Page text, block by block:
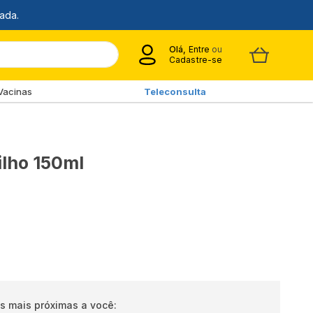
Olá, Entre ou
Cadastre-se
Teleconsulta
150ml
mais próximas a você: